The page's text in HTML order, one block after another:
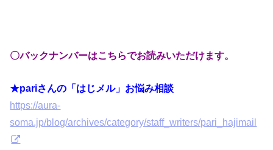
〇バックナンバーはこちらでお読みいただけます。
★pariさんの「はじメル」お悩み相談
https://aura-
soma.jp/blog/archives/category/staff_writers/pari_hajimail